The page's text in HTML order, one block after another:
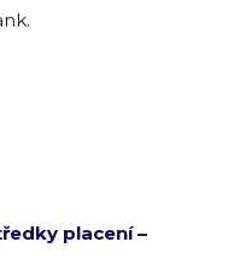
placení –